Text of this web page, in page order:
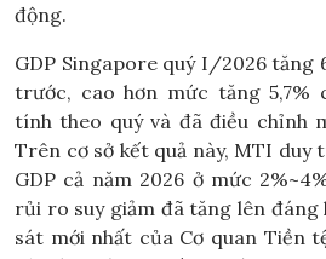
động.
GDP Singapore quý I/2026 tăng
trước, cao hơn mức tăng 5,7%
tính theo quý và đã điều chỉnh
Trên cơ sở kết quả này, MTI
GDP cả năm 2026 ở mức
rủi ro suy giảm đã tăng lên đáng
sát mới nhất của Cơ quan Tiền